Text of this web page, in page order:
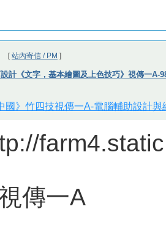
[站內寄信 / PM ]
計《文字，基本繪圖及上色技巧》視傳一A-
國》竹四技視傳一A-電腦輔助設計與
傳一A